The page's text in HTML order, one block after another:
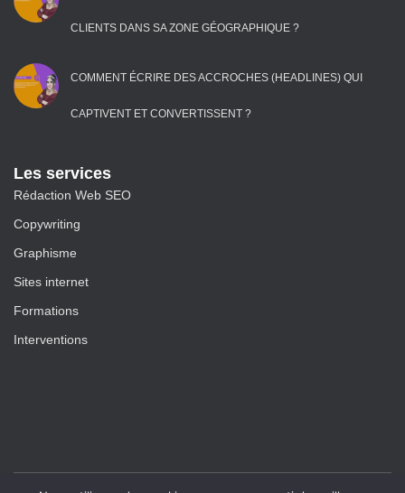
CLIENTS DANS SA ZONE GÉOGRAPHIQUE ?
COMMENT ÉCRIRE DES ACCROCHES (HEADLINES) QUI
CAPTIVENT ET CONVERTISSENT ?
Les services
Rédaction Web SEO
Copywriting
Graphisme
Sites internet
Formations
Interventions